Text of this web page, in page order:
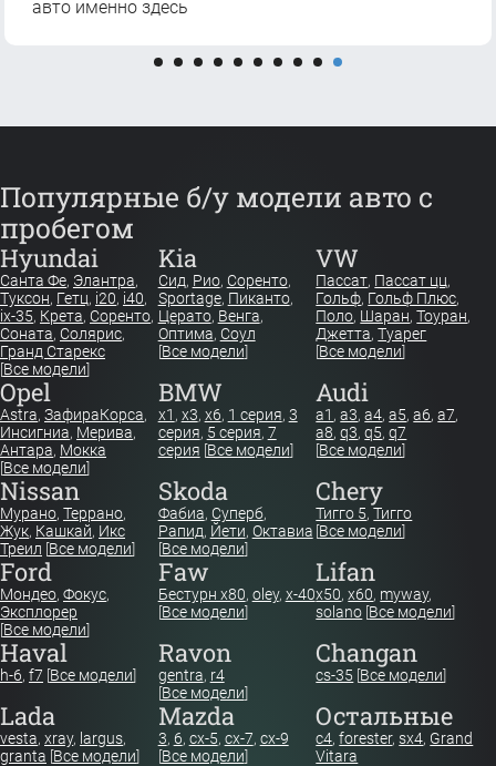
авто именно здесь
Популярные б/у модели авто с
пробегом
Hyundai
Санта Фе, Элантра,
Туксон, Гетц, i20, i40,
ix-35, Крета, Соренто,
Соната, Солярис,
Гранд Старекс
[Все модели]
Kia
Сид, Рио, Соренто,
Sportage, Пиканто,
Церато, Венга,
Оптима, Соул
[Все модели]
VW
Пассат, Пассат цц,
Гольф, Гольф Плюс,
Поло, Шаран,Тоуран,
Джетта,Туарег
[Все модели]
Opel
Astra, ЗафираКорса,
Инсигниа, Мерива,
Антара, Мокка
[Все модели]
BMW
x1 , x3, x6, 1 серия, 3
серия, 5 серия, 7
серия [Все модели]
Audi
a1 ,a3,a4,a5,a6,a7,
a8,q3,q5,q7
[Все модели]
Nissan
Мурано, Террано,
Жук, Кашкай, Икс
Треил [Все модели]
Skoda
Фабиа, Суперб,
Рапид, Йети, Октавиа
[Все модели]
Chery
Тигго 5,Тигго
[Все модели]
Ford
Мондео, Фокус,
Эксплорер
[Все модели]
Faw
Бестурн х80, oley, x-40
[Все модели]
Lifan
x50,x60, myway,
solano [Все модели]
Haval
h-6, f7 [Все модели]
Ravon
gentra, r4
[Все модели]
Changan
cs-35 [Все модели]
Lada
vesta, xray, largus,
granta [Все модели]
Mazda
3, 6, cx-5, cx-7, cx-9
[Все модели]
Остальные
c4,forester,sx4, Grand
Vitara